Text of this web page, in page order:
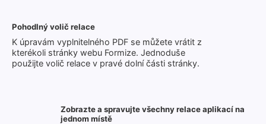
Pohodlný volič relace
K úpravám vyplnitelného PDF se můžete vrátit z
kterékoli stránky webu Formize. Jednoduše
použijte volič relace v pravé dolní části stránky.
Zobrazte a spravujte všechny relace aplikací na
jednom místě